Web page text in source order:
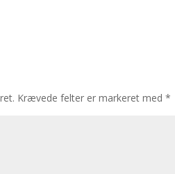
Krævede felter er markeret med*